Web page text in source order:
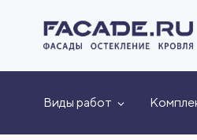
Виды работ